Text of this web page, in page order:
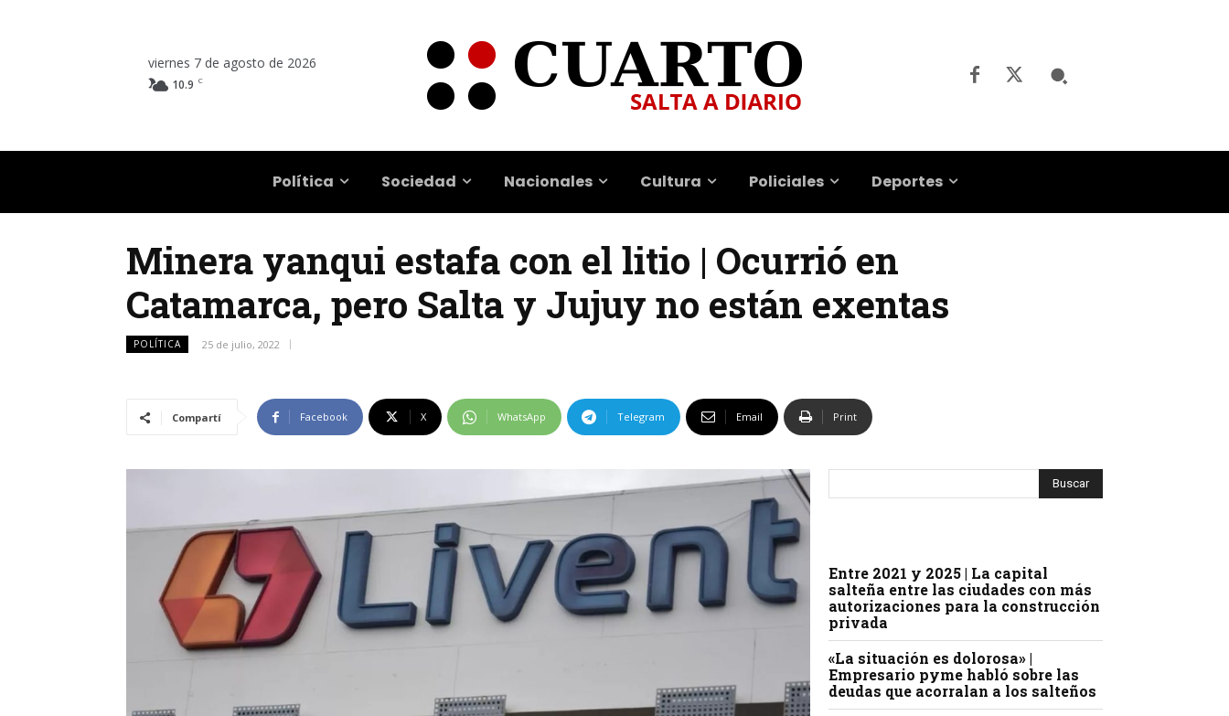
viernes 7 de agosto de 2026
10.9 C
Política Sociedad Nacionales Cultura Policiales Deportes
Minera yanqui estafa con el litio | Ocurrió en
Catamarca, pero Salta y Jujuy no están exentas
POLÍTICA 25 de julio, 2022
Compartí Facebook X WhatsApp Telegram Email Print
Entre 2021 y 2025 | La capital
salteña entre las ciudades con más
autorizaciones para la construcción
privada
«La situación es dolorosa» |
Empresario pyme habló sobre las
deudas que acorralan a los salteños